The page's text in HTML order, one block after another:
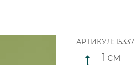
АРТИКУЛ: 15337
1 см